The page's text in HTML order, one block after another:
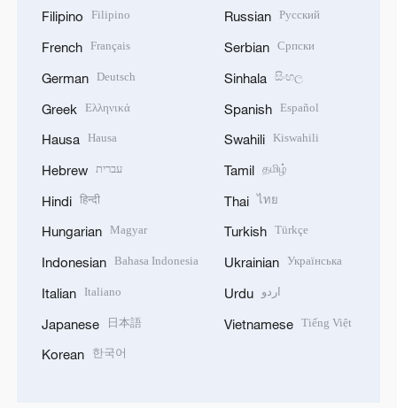
Filipino Filipino
French Français
German Deutsch
Greek Ελληνικά
Hausa Hausa
Hebrew עברית
Hindi हिन्दी
Hungarian Magyar
Indonesian Bahasa Indonesia
Italian Italiano
Japanese 日本語
Korean 한국어
Russian Русский
Serbian Српски
Sinhala සිංහල
Spanish Español
Swahili Kiswahili
Tamil தமிழ்
Thai ไทย
Turkish Türkçe
Ukrainian Українська
Urdu اردو
Vietnamese Tiếng Việt